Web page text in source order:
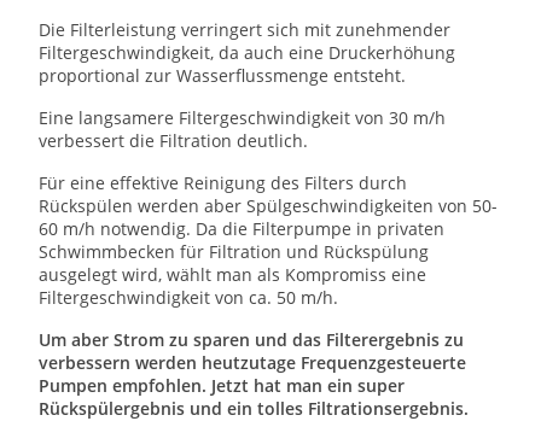
Die Filterleistung verringert sich mit zunehmender
Filtergeschwindigkeit, da auch eine Druckerhöhung
proportional zur Wasserflussmenge entsteht.
Eine langsamere Filtergeschwindigkeit von 30 m/h
verbessert die Filtration deutlich.
Für eine effektive Reinigung des Filters durch
Rückspülen werden aber Spülgeschwindigkeiten von 50-
60 m/h notwendig. Da die Filterpumpe in privaten
Schwimmbecken für Filtration und Rückspülung
ausgelegt wird, wählt man als Kompromiss eine
Filtergeschwindigkeit von ca. 50 m/h.
Um aber Strom zu sparen und das Filterergebnis zu
verbessern werden heutzutage Frequenzgesteuerte
Pumpen empfohlen. Jetzt hat man ein super
Rückspülergebnis und ein tolles Filtrationsergebnis.